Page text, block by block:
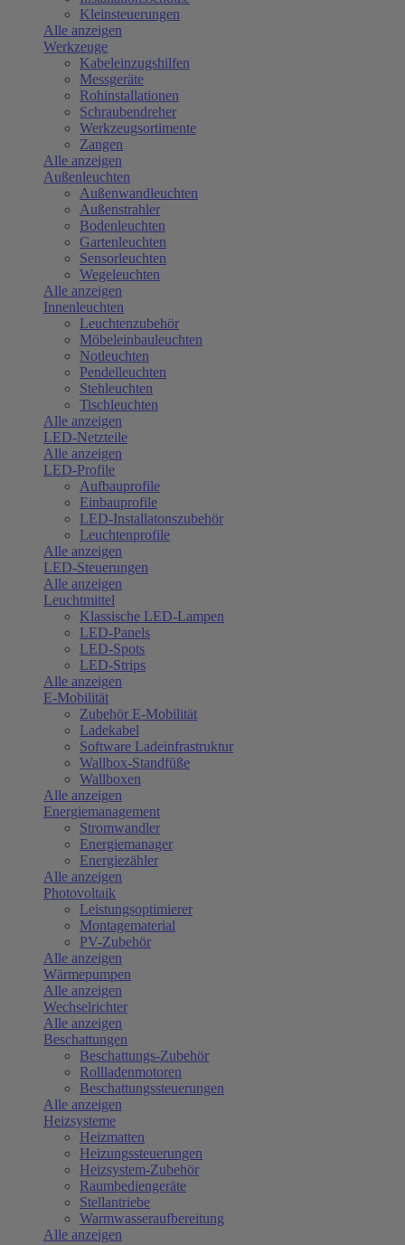
Kleinsteuerungen
Alle anzeigen
Werkzeuge
Kabeleinzugshilfen
Messgeräte
Rohinstallationen
Schraubendreher
Werkzeugsortimente
Zangen
Alle anzeigen
Außenleuchten
Außenwandleuchten
Außenstrahler
Bodenleuchten
Gartenleuchten
Sensorleuchten
Wegeleuchten
Alle anzeigen
Innenleuchten
Leuchtenzubehör
Möbeleinbauleuchten
Notleuchten
Pendelleuchten
Stehleuchten
Tischleuchten
Alle anzeigen
LED-Netzteile
Alle anzeigen
LED-Profile
Aufbauprofile
Einbauprofile
LED-Installatonszubehör
Leuchtenprofile
Alle anzeigen
LED-Steuerungen
Alle anzeigen
Leuchtmittel
Klassische LED-Lampen
LED-Panels
LED-Spots
LED-Strips
Alle anzeigen
E-Mobilität
Zubehör E-Mobilität
Ladekabel
Software Ladeinfrastruktur
Wallbox-Standfüße
Wallboxen
Alle anzeigen
Energiemanagement
Stromwandler
Energiemanager
Energiezähler
Alle anzeigen
Photovoltaik
Leistungsoptimierer
Montagematerial
PV-Zubehör
Alle anzeigen
Wärmepumpen
Alle anzeigen
Wechselrichter
Alle anzeigen
Beschattungen
Beschattungs-Zubehör
Rollladenmotoren
Beschattungssteuerungen
Alle anzeigen
Heizsysteme
Heizmatten
Heizungssteuerungen
Heizsystem-Zubehör
Raumbediengeräte
Stellantriebe
Warmwasseraufbereitung
Alle anzeigen